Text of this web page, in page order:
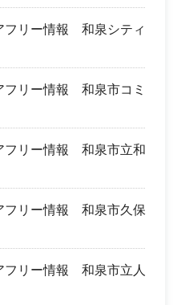
フリー情報 和泉シティ
フリー情報 和泉市コミ
フリー情報 和泉市立和
フリー情報 和泉市久保
フリー情報 和泉市立人